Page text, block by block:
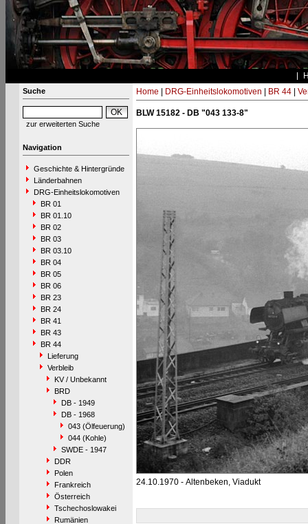
Suche
zur erweiterten Suche
Navigation
Geschichte & Hintergründe
Länderbahnen
DRG-Einheitslokomotiven
BR 01
BR 01.10
BR 02
BR 03
BR 03.10
BR 04
BR 05
BR 06
BR 23
BR 24
BR 41
BR 43
BR 44
Lieferung
Verbleib
KV / Unbekannt
BRD
DB - 1949
DB - 1968
043 (Ölfeuerung)
044 (Kohle)
SWDE - 1947
DDR
Polen
Frankreich
Österreich
Tschechoslowakei
Rumänien
Home DRG-Einheitslokomotiven BR 44|
BLW 15182 - DB "043 133-8"
24.10.1970 - Altenbeken, Viadukt